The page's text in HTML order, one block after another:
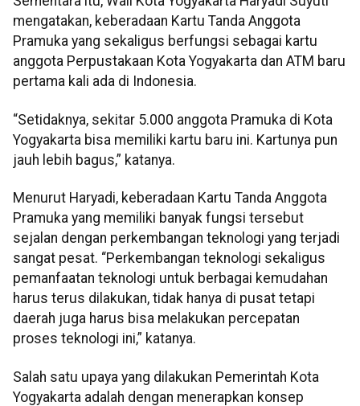
mengatakan, keberadaan Kartu Tanda Anggota
Pramuka yang sekaligus berfungsi sebagai kartu
anggota Perpustakaan Kota Yogyakarta dan ATM baru
pertama kali ada di Indonesia.
“Setidaknya, sekitar 5.000 anggota Pramuka di Kota
Yogyakarta bisa memiliki kartu baru ini. Kartunya pun
jauh lebih bagus,” katanya.
Menurut Haryadi, keberadaan Kartu Tanda Anggota
Pramuka yang memiliki banyak fungsi tersebut
sejalan dengan perkembangan teknologi yang terjadi
sangat pesat. “Perkembangan teknologi sekaligus
pemanfaatan teknologi untuk berbagai kemudahan
harus terus dilakukan, tidak hanya di pusat tetapi
daerah juga harus bisa melakukan percepatan
proses teknologi ini,” katanya.
Salah satu upaya yang dilakukan Pemerintah Kota
Yogyakarta adalah dengan menerapkan konsep